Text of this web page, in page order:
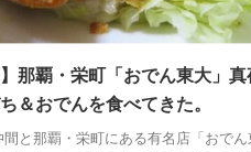
】那覇・栄町「おでん東大」
＆おでんを食べてきた。
間と那覇・栄町にある有名店「おでん